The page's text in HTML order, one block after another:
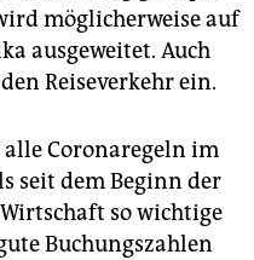
möglicherweise auf
ausgeweitet. Auch
Reiseverkehr ein.
Coronaregeln im
seit dem Beginn der
so wichtige
Buchungszahlen